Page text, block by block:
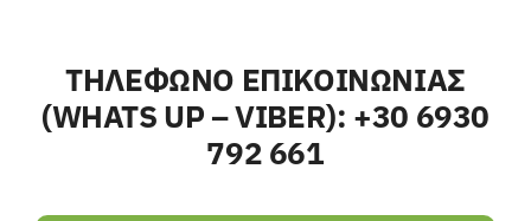
ΤΗΛΕΦΩΝΟ ΕΠΙΚΟΙΝΩΝΙΑΣ
(WHATS UP – VIBER): +30 6930
792 661